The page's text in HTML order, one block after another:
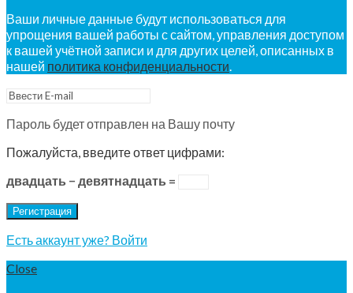
Ваши личные данные будут использоваться для
упрощения вашей работы с сайтом, управления доступом
к вашей учётной записи и для других целей, описанных в
нашей политика конфиденциальности
Пароль будет отправлен на Вашу почту
Пожалуйста, введите ответ цифрами:
двадцать − девятнадцать =
Регистрация
Есть аккаунт уже? Войти
Close